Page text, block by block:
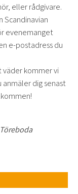
eller rådgivare.
Scandinavian
evenemanget
e-postadress du
väder kommer vi
anmäler dig senast